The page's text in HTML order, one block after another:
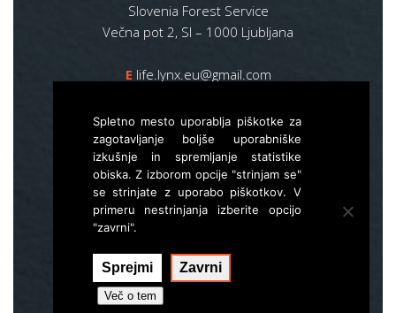
Slovenia Forest Service
Večna pot 2, SI – 1000 Ljubljana
E life.lynx.eu@gmail.com
Sitemap
Izvedba:
Spletno mesto uporablja piškotke za
zagotavljanje boljše uporabniške
izkušnje in spremljanje statistike
obiska. Z izborom opcije "strinjam se"
se strinjate z uporabo piškotkov. V
primeru nestrinjanja izberite opcijo
"zavrni".
Sprejmi Zavrni
Več o tem